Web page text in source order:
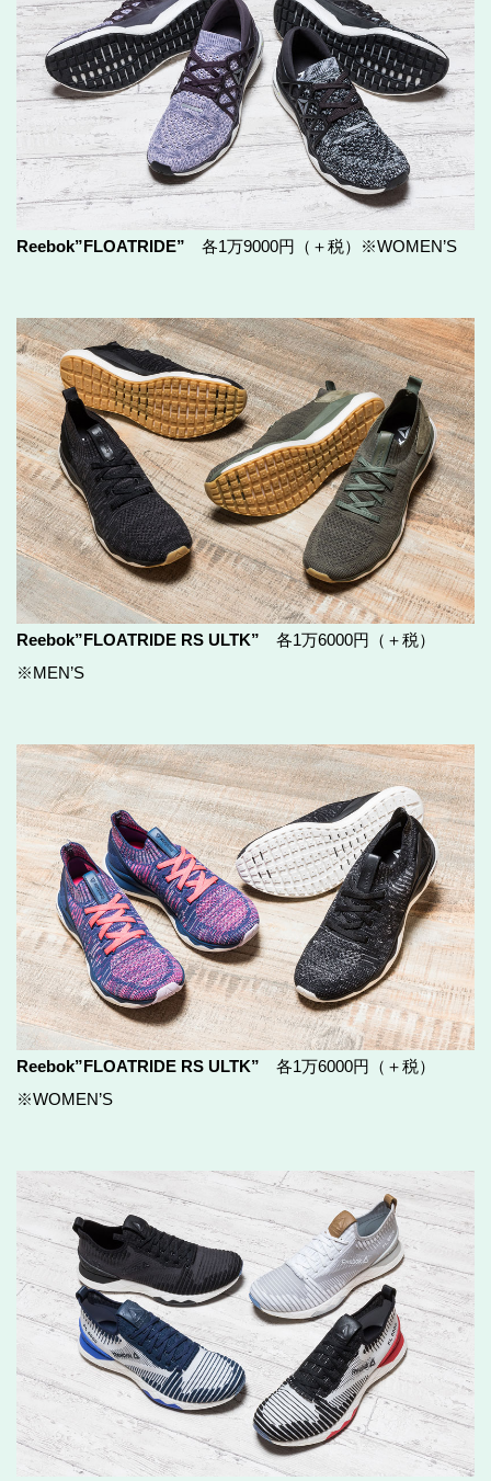
Reebok”FLOATRIDE” 各1万9000円（＋税）※WOMEN’S
Reebok”FLOATRIDE RS ULTK” 各1万6000円（＋税）
※MEN’S
Reebok”FLOATRIDE RS ULTK” 各1万6000円（＋税）
※WOMEN’S